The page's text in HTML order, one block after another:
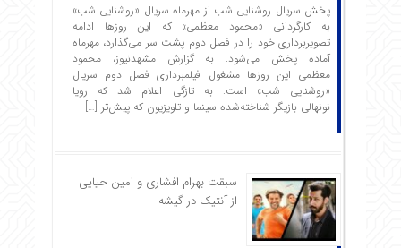
پخش سریال روشنایی شب از مهرماه سریال «روشنایی شب»
به کارگردانی «محمود معظمی» که این روزها ادامه
تصویربرداری خود را در فصل دوم پشت سر می‌گذارد، مهرماه
آماده پخش می‌شود. به گزارش مشهدنیوز، محمود
معظمی این روزها مشغول فیلمبرداری فصل دوم سریال
«روشنایی شب» است. به تازگی اعلام شد که رویا
نونهالی بازیگر شناخته‌شده سینما و تلویزیون که پیش‌تر […]
سبقت بهرام افشاری و امین حیایی
از آنتیک در گیشه